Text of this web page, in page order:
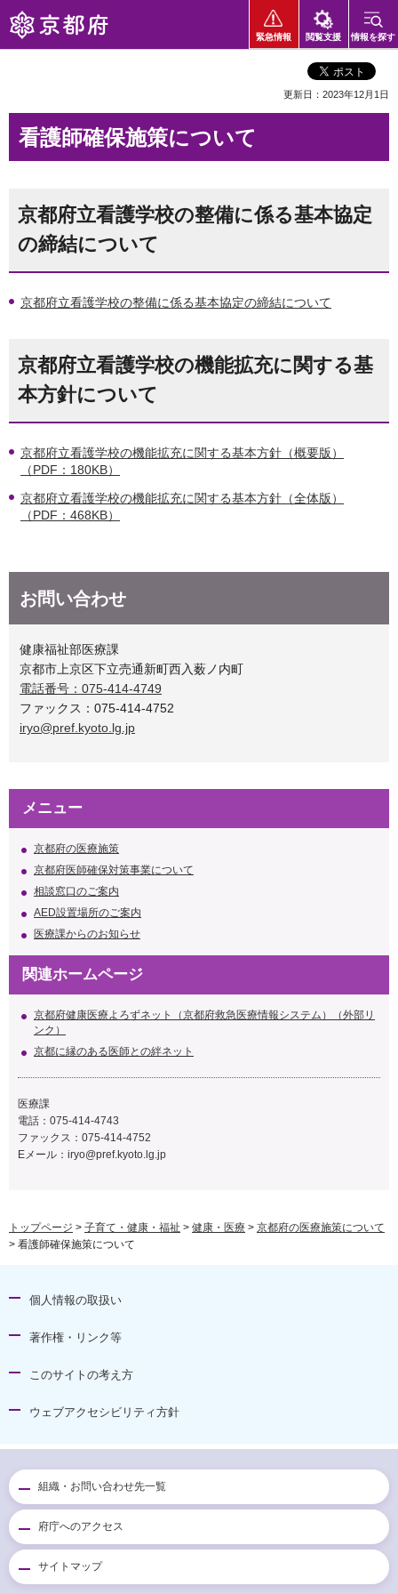
京都府
緊急情報 閲覧支援 情報を探す
更新日：2023年12月1日
看護師確保施策について
京都府立看護学校の整備に係る基本協定
の締結について
京都府立看護学校の整備に係る基本協定の締結について
京都府立看護学校の機能拡充に関する基
本方針について
京都府立看護学校の機能拡充に関する基本方針（概要版）
（PDF：180KB）
京都府立看護学校の機能拡充に関する基本方針（全体版）
（PDF：468KB）
お問い合わせ
健康福祉部医療課
京都市上京区下立売通新町西入薮ノ内町
電話番号：075-414-4749
ファックス：075-414-4752
iryo@pref.kyoto.lg.jp
メニュー
京都府の医療施策
京都府医師確保対策事業について
相談窓口のご案内
AED設置場所のご案内
医療課からのお知らせ
関連ホームページ
京都府健康医療よろずネット（京都府救急医療情報システム）（外部リ
ンク）
京都に縁のある医師との絆ネット
医療課
電話：075-414-4743
ファックス：075-414-4752
Eメール： iryo@pref.kyoto.lg.jp
トップページ > 子育て・健康・福祉 > 健康・医療 > 京都府の医療施策について
> 看護師確保施策について
個人情報の取扱い
著作権・リンク等
このサイトの考え方
ウェブアクセシビリティ方針
組織・お問い合わせ先一覧
府庁へのアクセス
サイトマップ